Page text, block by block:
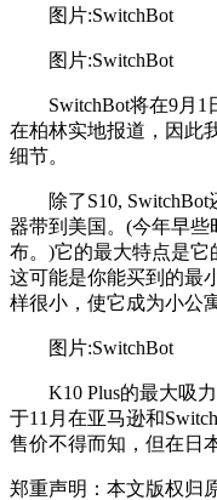
图片:SwitchBot
图片:SwitchBot
SwitchBot将在9月1日
在柏林实地报道，因此
细节。
除了S10, SwitchBot
器带到美国。(今年早
布。)它的最大特点是它
这可能是你能买到的最
样很小，使它成为小公
图片:SwitchBot
K10 Plus的最大吸力
于11月在亚马逊和
售价不得而知，但在日
郑重声明：本文版权归